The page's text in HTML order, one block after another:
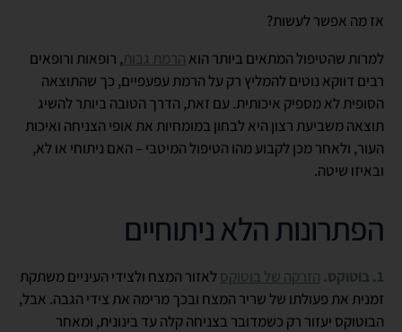
אז מה אפשר לעשות?
למרות שהטיפול המתאים ביותר הוא הרמת גבות, רופאות ורופאים
רבים דווקא נוטים להמליץ רק על הרמת עפעפיים, כך שהתוצאה
הסופית לא מספיק איכותית. עם זאת, הדרך הטובה ביותר להשיג
תוצאה משביעת רצון היא לבחון במומחיות את אופי הצניחה ואיכות
העור, ולאחר מכן לקבוע מהו הטיפול המיטבי – האם ניתוחי או לא,
ובאיזו שיטה.
הפתרונות הלא ניתוחיים
1. בוטוקס. הזרקה של בוטוקס לאזור המצח ולצידי העיניים משתקת
זמנית את פעולתו של שריר המצח ובכך מרימה את צידי הגבה. אבל,
הבוטוקס יעזור רק כשמדובר בצניחה קלה עד בינונית, ומאחר